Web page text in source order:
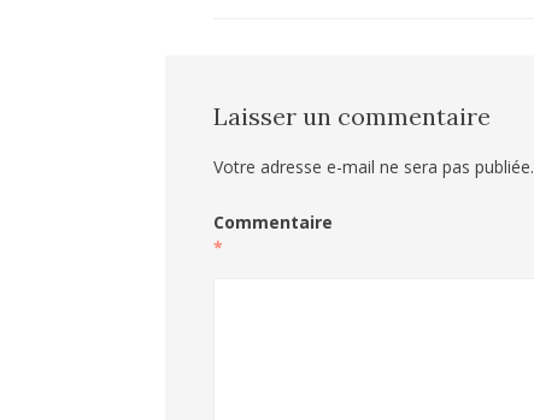
Laisser un commentaire
Votre adresse e-mail ne sera pas publiée.
Commentaire
*